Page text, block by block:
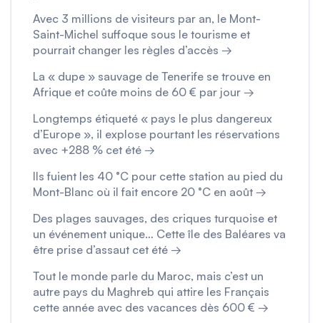
Avec 3 millions de visiteurs par an, le Mont-
Saint-Michel suffoque sous le tourisme et
pourrait changer les règles d’accès →
La « dupe » sauvage de Tenerife se trouve en
Afrique et coûte moins de 60 € par jour →
Longtemps étiqueté « pays le plus dangereux
d’Europe », il explose pourtant les réservations
avec +288 % cet été →
Ils fuient les 40 °C pour cette station au pied du
Mont-Blanc où il fait encore 20 °C en août →
Des plages sauvages, des criques turquoise et
un événement unique… Cette île des Baléares va
être prise d’assaut cet été →
Tout le monde parle du Maroc, mais c’est un
autre pays du Maghreb qui attire les Français
cette année avec des vacances dès 600 € →